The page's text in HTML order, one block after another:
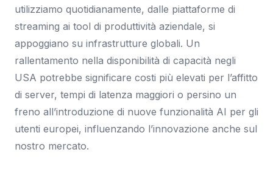
utilizziamo quotidianamente, dalle piattaforme di
streaming ai tool di produttività aziendale, si
appoggiano su infrastrutture globali. Un
rallentamento nella disponibilità di capacità negli
USA potrebbe significare costi più elevati per l’affitto
di server, tempi di latenza maggiori o persino un
freno all’introduzione di nuove funzionalità AI per gli
utenti europei, influenzando l’innovazione anche sul
nostro mercato.